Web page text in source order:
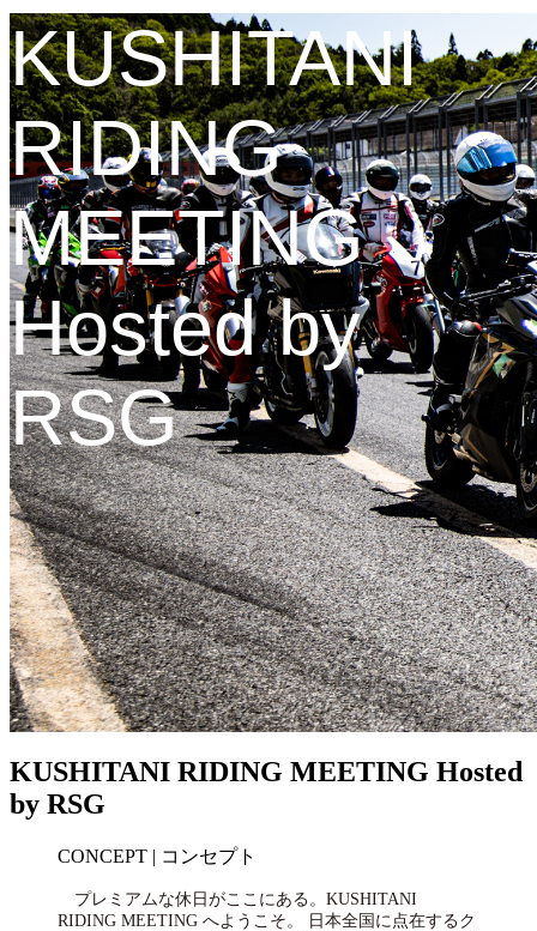
KUSHITANI
RIDING
MEETING
Hosted by
RSG
KUSHITANI RIDING MEETING Hosted
by RSG
CONCEPT | コンセプト
プレミアムな休日がここにある。KUSHITANI
RIDING MEETING へようこそ。 日本全国に点在するク